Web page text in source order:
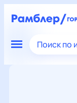
Поиск по